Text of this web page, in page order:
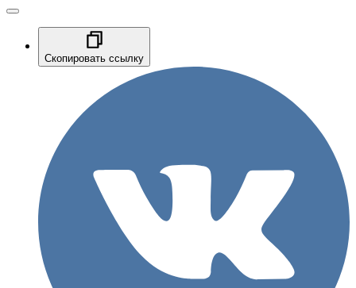
Скопировать ссылку